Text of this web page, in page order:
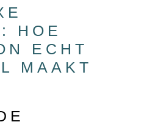
HOE
ECHT
MAAKT